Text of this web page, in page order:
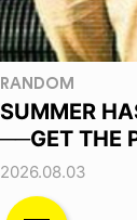
RANDOM
SUMMER
──GET THE
2026.08.03